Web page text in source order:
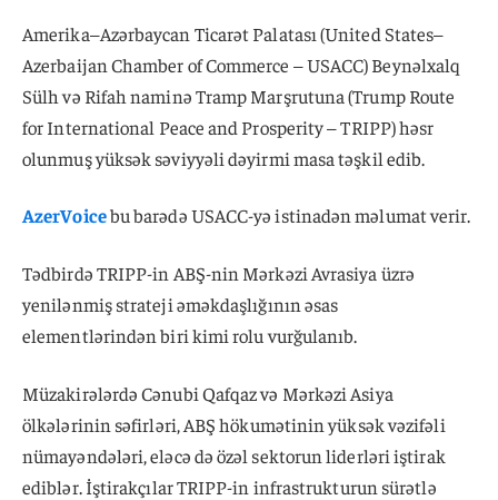
Amerika–Azərbaycan Ticarət Palatası (United States–
Azerbaijan Chamber of Commerce – USACC) Beynəlxalq
Sülh və Rifah naminə Tramp Marşrutuna (Trump Route
for International Peace and Prosperity – TRIPP) həsr
olunmuş yüksək səviyyəli dəyirmi masa təşkil edib.
AzerVoicebu barədə USACC-yə istinadən məlumat verir.
Tədbirdə TRIPP-in ABŞ-nin Mərkəzi Avrasiya üzrə
yenilənmiş strateji əməkdaşlığının əsas
elementlərindən biri kimi rolu vurğulanıb.
Müzakirələrdə Cənubi Qafqaz və Mərkəzi Asiya
ölkələrinin səfirləri, ABŞ hökumətinin yüksək vəzifəli
nümayəndələri, eləcə də özəl sektorun liderləri iştirak
ediblər. İştirakçılar TRIPP-in infrastrukturun sürətlə